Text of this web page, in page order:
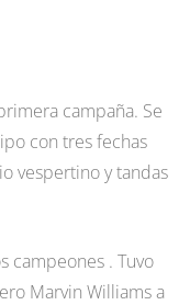
campaña. Se
con tres fechas
vespertino y tandas
campeones . Tuvo
Marvin Williams a